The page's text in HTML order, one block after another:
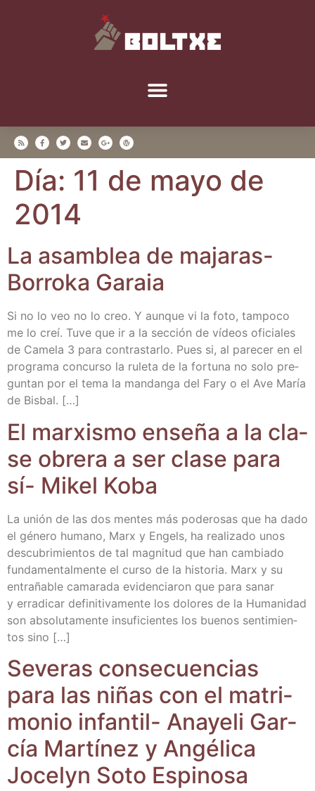
Día: 11 de mayo de
2014
La asam­blea de maja­ras-
Borro­ka Garaia
Si no lo veo no lo creo. Y aun­que vi la foto, tam­po­co
me lo creí. Tuve que ir a la sec­ción de vídeos ofi­cia­les
de Came­la 3 para con­tras­tar­lo. Pues si, al pare­cer en el
pro­gra­ma con­cur­so la rule­ta de la for­tu­na no solo pre­
gun­tan por el tema la man­dan­ga del Fary o el Ave María
de Bisbal. […]
El mar­xis­mo ense­ña a la cla­
se obre­ra a ser cla­se para
sí- Mikel Koba
La unión de las dos men­tes más pode­ro­sas que ha dado
el géne­ro humano, Marx y Engels, ha rea­li­za­do unos
des­cu­bri­mien­tos de tal mag­ni­tud que han cam­bia­do
fun­da­men­tal­men­te el cur­so de la his­to­ria. Marx y su
entra­ña­ble cama­ra­da evi­den­cia­ron que para sanar
y erra­di­car defi­ni­ti­va­men­te los dolo­res de la Huma­ni­dad
son abso­lu­ta­men­te insu­fi­cien­tes los bue­nos sen­ti­mien­
tos sino […]
Seve­ras con­se­cuen­cias
para las niñas con el matri­
mo­nio infan­til- Ana­ye­li Gar­
cía Mar­tí­nez y Angé­li­ca
Jocelyn Soto Espinosa